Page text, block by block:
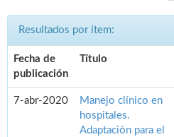
Resultados por ítem:
Fecha de
publicación
Título
7-abr-2020
Manejo clínico en
hospitales.
Adaptación para el